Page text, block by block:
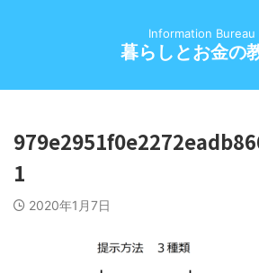
Information Bureau
暮らしとお金の
1
2020年1月7日